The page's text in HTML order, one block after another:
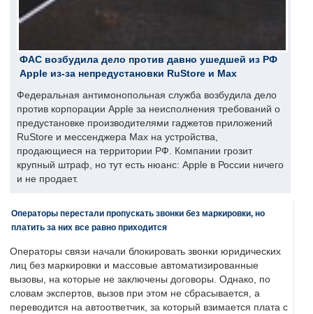
ФАС возбудила дело против давно ушедшей из РФ
Apple из-за непредустановки RuStore и Max
Федеральная антимонопольная служба возбудила дело
против корпорации Apple за неисполнения требований о
предустановке производителями гаджетов приложений
RuStore и мессенджера Max на устройства,
продающиеся на территории РФ. Компании грозит
крупный штраф, но тут есть нюанс: Apple в России ничего
и не продает.
Операторы перестали пропускать звонки без маркировки, но
платить за них все равно приходится
Операторы связи начали блокировать звонки юридических
лиц без маркировки и массовые автоматизированные
вызовы, на которые не заключены договоры. Однако, по
словам экспертов, вызов при этом не сбрасывается, а
переводится на автоответчик, за который взимается плата с